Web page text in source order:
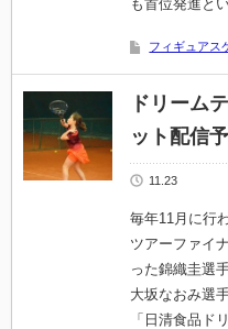
も首位発進と
フィギュアス
ドリーム
ット配信
11.23
毎年11月に行
ツアーファイ
った錦織圭選
大坂なおみ選
「日清食品ド